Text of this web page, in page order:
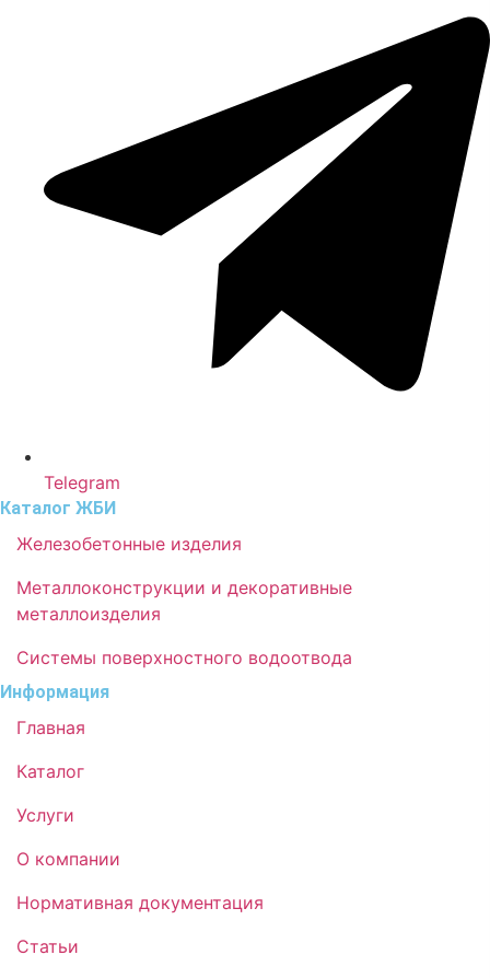
Telegram
Каталог ЖБИ
Железобетонные изделия
Металлоконструкции и декоративные
металлоизделия
Системы поверхностного водоотвода
Информация
Главная
Каталог
Услуги
О компании
Нормативная документация
Статьи